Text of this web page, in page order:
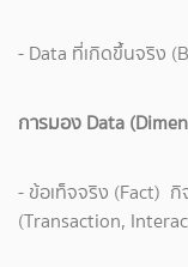
- Data ที่เกิดขึ้นจริง
การมอง Data
- ข้อเท็จจริง (Fact)
(Transaction,